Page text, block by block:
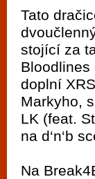
Tato
stojící za
Bloodlines
doplní
Markyho,
LK (feat.
na d‘n‘b
Na